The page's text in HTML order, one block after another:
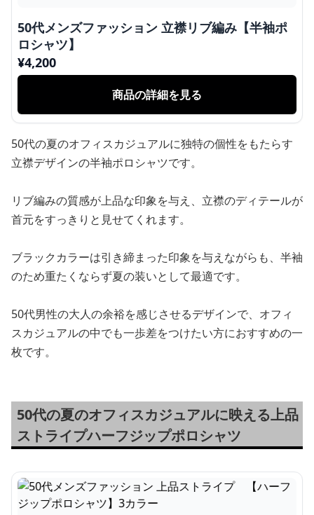
50代メンズファッション 立襟リブ編み【半袖ポ
ロシャツ】
¥4,200
商品の詳細を見る
50代の夏のオフィスカジュアルに独特の個性をもたらす
立襟デザインの半袖ポロシャツです。
リブ編みの質感が上品な印象を与え、立襟のディテールが
首元をすっきりと見せてくれます。
ブラックカラーは引き締まった印象を与えながらも、半袖
のため重たくならず夏の装いとして最適です。
50代男性の大人の余裕を感じさせるデザインで、オフィ
スカジュアルの中でも一歩差をつけたい方におすすめの一
枚です。
50代の夏のオフィスカジュアルに映える上品
ストライプハーフジップポロシャツ